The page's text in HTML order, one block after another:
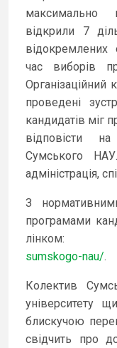
максимально
відкрили 7
відокремлених
час виборів
проведені
кандидатів міг
відповісти
Сумського
адміністрація,
З
програмами
лінком:
sumskogo-nau/.
Колектив
університету
блискучою
свідчить про